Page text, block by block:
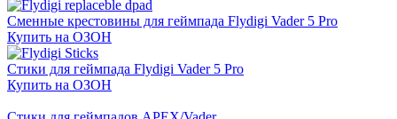
Сменные крестовины для геймпада Flydigi Vader 5 Pro
Купить на ОЗОН
Стики для геймпада Flydigi Vader 5 Pro
Купить на ОЗОН